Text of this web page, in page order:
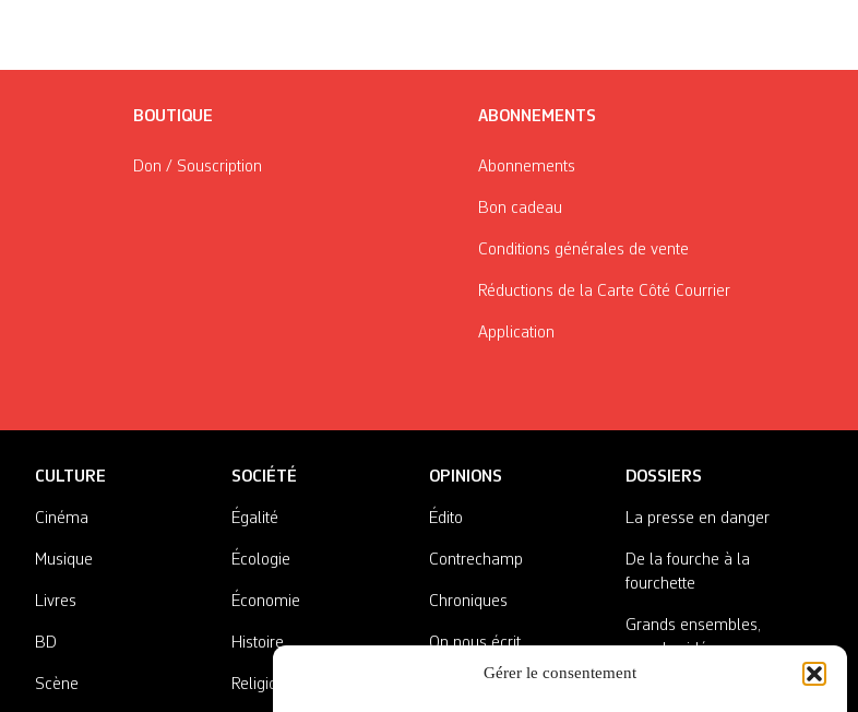
Gérer le consentement
BOUTIQUE
Don / Souscription
ABONNEMENTS
Abonnements
Bon cadeau
Conditions générales de vente
Réductions de la Carte Côté Courrier
Application
CULTURE
Cinéma
Musique
Livres
BD
Scène
SOCIÉTÉ
Égalité
Écologie
Économie
Histoire
Religions
OPINIONS
Édito
Contrechamp
Chroniques
On nous écrit
DOSSIERS
La presse en danger
De la fourche à la
fourchette
Grands ensembles,
grandes idées